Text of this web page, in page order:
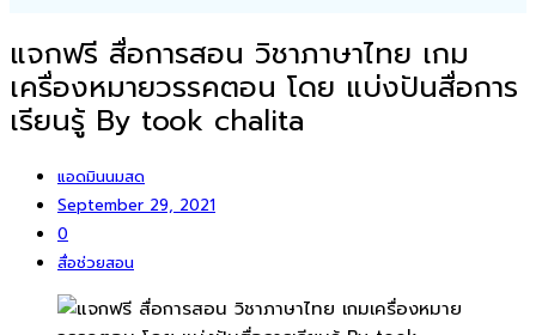
แจกฟรี สื่อการสอน วิชาภาษาไทย เกม
เครื่องหมายวรรคตอน โดย แบ่งปันสื่อการ
เรียนรู้ By took chalita
แอดมินนมสด
September 29, 2021
0
สื่อช่วยสอน